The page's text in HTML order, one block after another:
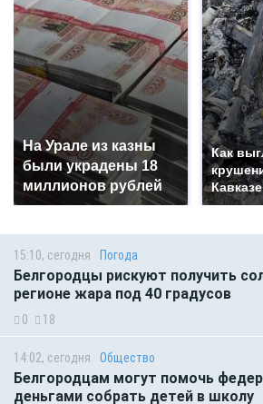
На Урале из казны
были украдены 18
миллионов рублей
Как
15:10, сегодня Погода
Белгородцы рискуют получить
регионе жара под 40 градусов
0 18
14:02, сегодня Общество
Белгородцам могут помочь
деньгами собрать детей в школу